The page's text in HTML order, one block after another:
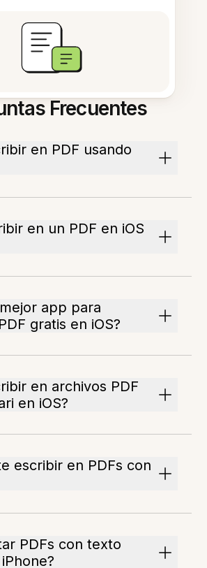
Frecuentes
en PDF usando
en un PDF en iOS
app para
gratis en iOS?
en archivos PDF
en iOS?
escribir en PDFs con
PDFs con texto